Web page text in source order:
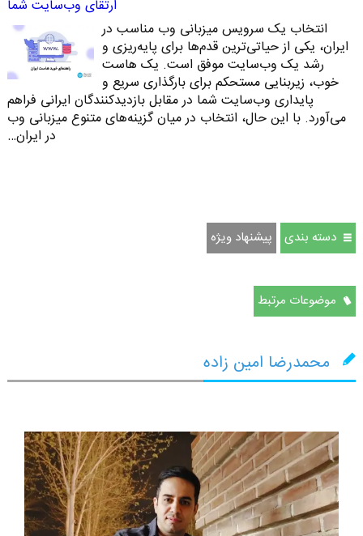
ارتقای وب‌سایت شما
انتخاب یک سرویس میزبانی وب مناسب در
ایران، یکی از حیاتی‌ترین قدم‌ها برای پایه‌ریزی و
رشد یک وب‌سایت موفق است. یک هاست
خوب، زیربنایی مستحکم برای بارگذاری سریع و
پایداری وب‌سایت شما در مقابل بازدیدکنندگان ایرانی فراهم
می‌آورد. با این حال، انتخاب در میان گزینه‌های متنوع میزبانی وب
در ایران…
دسته بندی پیشنهاد ویژه
موضوعات مرتبط
محمدرضا امین زاده